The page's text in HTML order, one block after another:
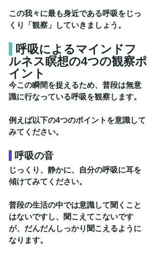
この我々に最も身近である呼吸をじっ
くり「観察」していきましょう。
呼吸によるマインドフ
ルネス瞑想の4つの観察ポ
イント
今この瞬間を捉えるため、普段は無意
識に行なっている呼吸を観察します。
例えば以下の4つのポイントを意識して
みてください。
呼吸の音
じっくり、静かに、自分の呼吸に耳を
傾けてみてください。
普段の生活の中では意識して聞くこと
はないですし、聞こえてこないです
が、だんだんしっかり聞こえるように
なります。